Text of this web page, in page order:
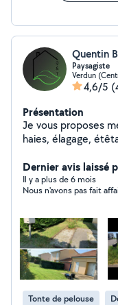
Quentin
Paysagiste
Verdun
4,6/5
Présentation
Je vous proposes
haies, élagage,
de la tâche à
à me contacter.
Dernier avis laissé
Il y a plus de 6 mois
Tonte de pelouse